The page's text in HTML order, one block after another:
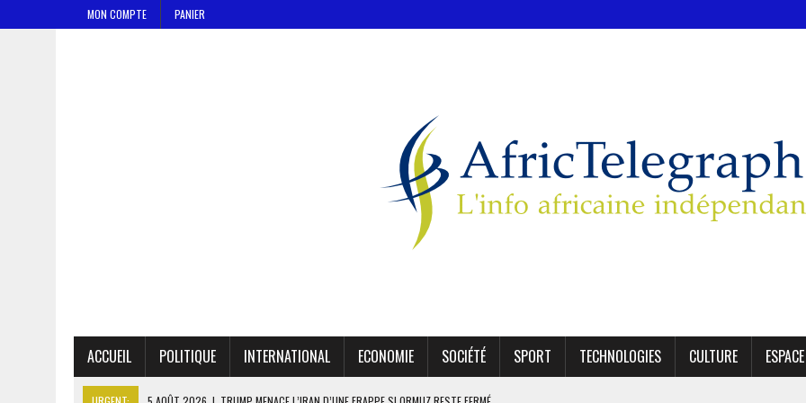
MON COMPTE PANIER
ACCUEIL POLITIQUE INTERNATIONAL ECONOMIE SOCIÉTÉ SPORT TECHNOLOGIES CULTURE